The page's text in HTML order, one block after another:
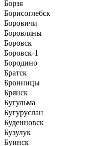
Борзя
Борисоглебск
Боровичи
Боровляны
Боровск
Боровск-1
Бородино
Братск
Бронницы
Брянск
Бугульма
Бугуруслан
Буденновск
Бузулук
Буинск